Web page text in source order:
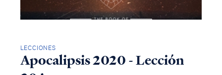
LECCIONES
Apocalipsis 2020 - Lección